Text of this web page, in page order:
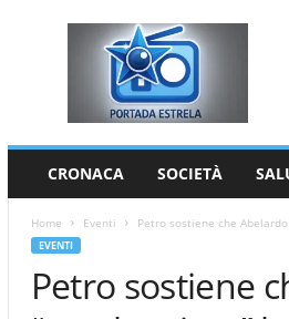
CRONACA SOCIETÀ
Home Eventi Petro sostiene che
EVENTI
Petro sostiene